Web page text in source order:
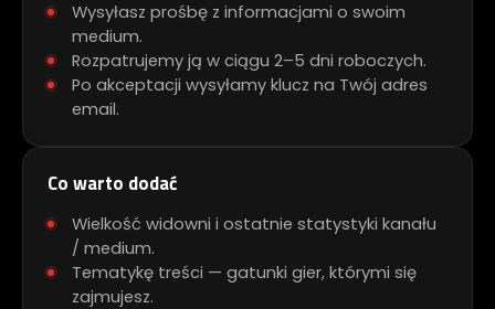
Wysyłasz prośbę z informacjami o swoim
medium.
Rozpatrujemy ją w ciągu 2–5 dni roboczych.
Po akceptacji wysyłamy klucz na Twój adres
email.
Co warto dodać
Wielkość widowni i ostatnie statystyki kanału
/ medium.
Tematykę treści — gatunki gier, którymi się
zajmujesz.